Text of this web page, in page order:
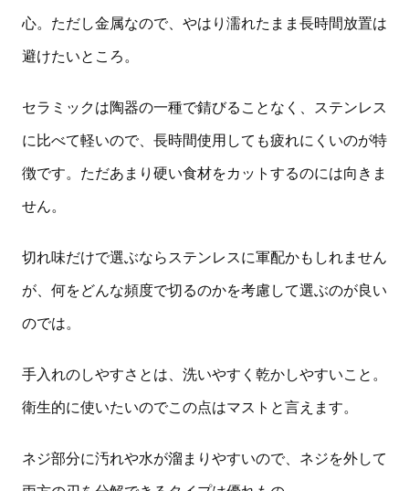
心。ただし金属なので、やはり濡れたまま長時間放置は
避けたいところ。
セラミックは陶器の一種で錆びることなく、ステンレス
に比べて軽いので、長時間使用しても疲れにくいのが特
徴です。ただあまり硬い食材をカットするのには向きま
せん。
切れ味だけで選ぶならステンレスに軍配かもしれません
が、何をどんな頻度で切るのかを考慮して選ぶのが良い
のでは。
手入れのしやすさとは、洗いやすく乾かしやすいこと。
衛生的に使いたいのでこの点はマストと言えます。
ネジ部分に汚れや水が溜まりやすいので、ネジを外して